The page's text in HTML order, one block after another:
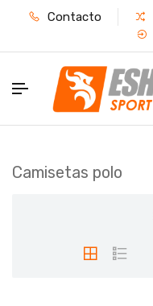
Contacto
Camisetas polo